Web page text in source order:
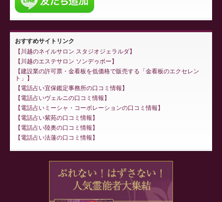
おすすめサイトリンク
川越のネイルサロン スタジオジェラルダ
川越のエステサロン ソンデゥボー
建設業の許可票・金看板を低価格で販売する「金看板のエクセレン
ト」
電話占い宜保鑑定事務所の口コミ情報
電話占いヴェルニの口コミ情報
電話占いミーシャ・コーポレーションの口コミ情報
電話占い紫苑の口コミ情報
電話占い陸奥の口コミ情報
電話占い法蓮の口コミ情報